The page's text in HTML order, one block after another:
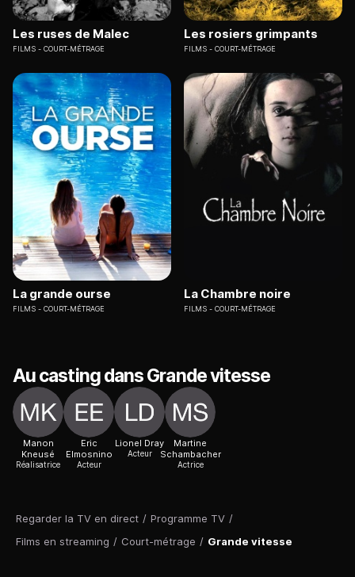
Regarder la TV en direct / Programme TV /
Films en streaming / Court-métrage / Grande vitesse
Les ruses de Malec
FILMS COURT-MÉTRAGE
Les rosiers grimpants
FILMS COURT-MÉTRAGE
La grande ourse
FILMS COURT-MÉTRAGE
La Chambre noire
FILMS COURT-MÉTRAGE
Au casting dans Grande vitesse
Manon
Kneusé
Réalisatrice
Eric
Elmosnino
Acteur
Lionel Dray
Acteur
Martine
Schambacher
Actrice